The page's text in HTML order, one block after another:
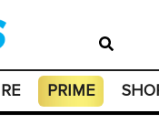
PRIME